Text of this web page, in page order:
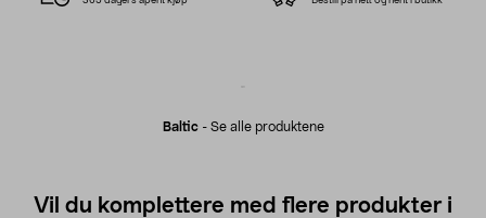
Baltic- Se alle produktene
Vil du komplettere med flere produkter i